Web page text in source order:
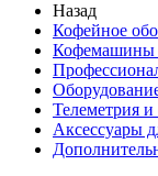
Назад
Кофейное
Кофемашины
Телеметрия
Аксессуары